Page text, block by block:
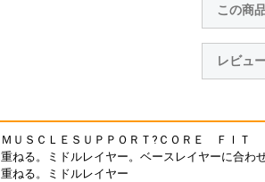
この商
レビュ
ＭＵＳＣＬＥＳＵＰＰＯＲＴ?ＣＯＲＥ ＦＩＴ
重ねる。ミドルレイヤー。ベースレイヤーに合わ
重ねる。ミドルレイヤー